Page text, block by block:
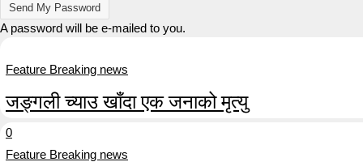
A password will be e-mailed to you.
Feature Breaking news
जङ्गली च्याउ खाँदा एक जनाको मृत्यु
0
Feature Breaking news